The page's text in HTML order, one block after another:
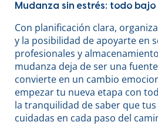
Mudanza sin estrés: todo bajo
Con planificación clara,
y la posibilidad de apoyarte en
profesionales y
mudanza deja de ser una
convierte en un cambio
empezar tu nueva etapa con
la tranquilidad de saber que
cuidadas en cada paso del